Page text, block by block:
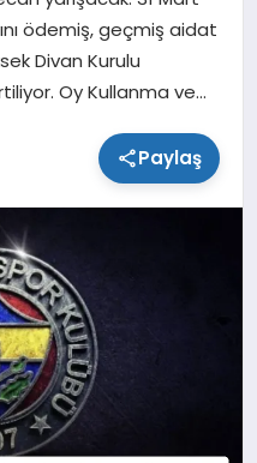
ödemiş, geçmiş aidat
Divan Kurulu
Oy Kullanma ve…
Paylaş